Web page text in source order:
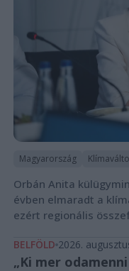
Magyarország
Orbán Anita
évben elmaradt a
ezért regionális
BELFÖLD 2026.
„Ki mer